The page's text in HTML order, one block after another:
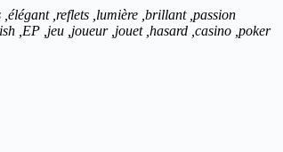
,reflets ,lumière ,brillant ,passion
,EP ,jeu ,joueur ,jouet ,hasard ,casino ,poker